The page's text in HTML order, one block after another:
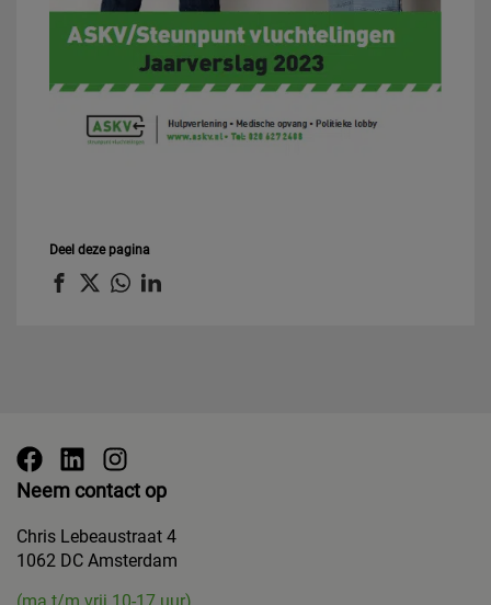
Deel deze pagina
Neem contact op
Chris Lebeaustraat 4
1062 DC Amsterdam